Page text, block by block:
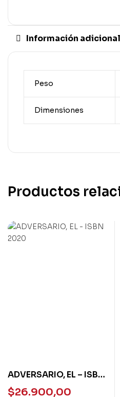
Información adicional
Peso
Dimensiones
Productos
ADVERSARIO, EL – ISBN
2020
$26.900,00